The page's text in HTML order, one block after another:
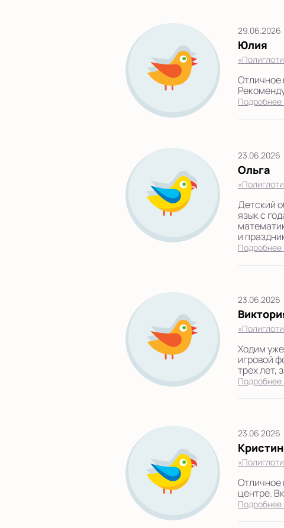
29.06.2026
Юлия
Отличное
23.06.2026
Ольга
Детский
язык с
и
23.06.2026
Ходим
игровой
трех лет,
23.06.2026
Отличное
центре.